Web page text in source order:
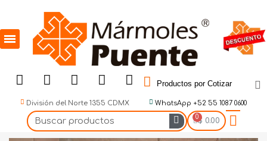
Productos por Cotizar
División del Norte 1355 CDMX WhatsApp +52 55 1087 0600
$ 0.00